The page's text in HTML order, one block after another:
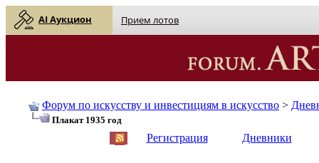
AI Аукцион Прием лотов
Форум по искусству и инвестициям в искусство >
Плакат 1935 год
Регистрация Дневники